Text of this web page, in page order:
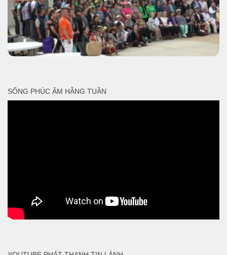
SỐNG PHÚC ÂM HẰNG TUẦN